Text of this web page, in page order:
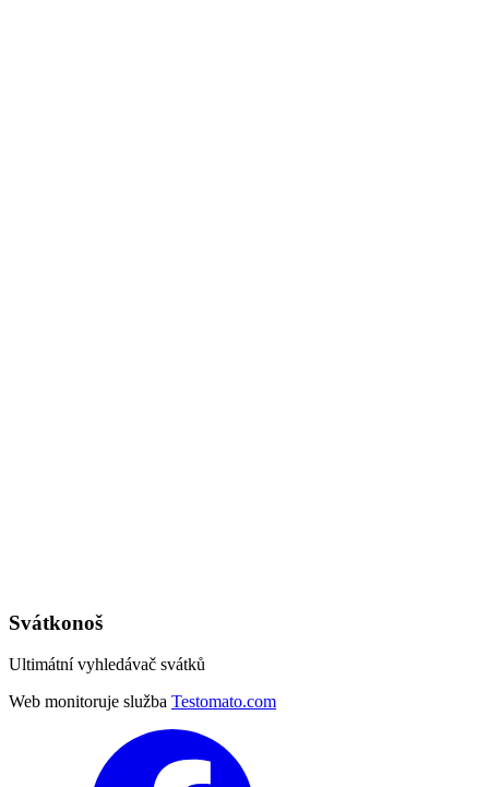
Svátkonoš
Ultimátní vyhledávač svátků
Web monitoruje služba Testomato.com